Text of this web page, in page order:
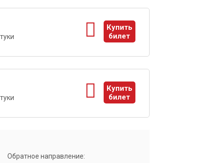
Купить
билет
ы
Купить
билет
ы
Обратное направление: